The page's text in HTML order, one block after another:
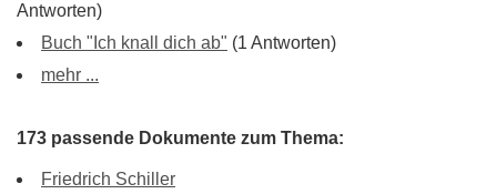
Antworten)
Buch "Ich knall dich ab" (1 Antworten)
mehr ...
173 passende Dokumente zum Thema:
Friedrich Schiller